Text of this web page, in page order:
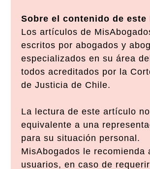
Sobre el contenido de este
Los artículos de
escritos por abogados y
especializados en su área
todos acreditados por la
de Justicia de Chile.
La lectura de este artículo
equivalente a una
para su situación personal.
MisAbogados le recomienda
usuarios, en caso de